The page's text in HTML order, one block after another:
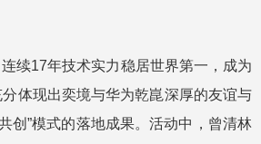
续17年技术实力稳居世界第一，成为
体现出奕境与华为乾崑深厚的友谊与
创”模式的落地成果。活动中，曾清林